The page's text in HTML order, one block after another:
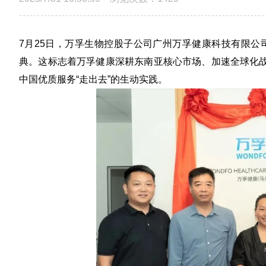
7月25日，万孚生物控股子公司广州万孚健康科技有限公
典。这标志着万孚健康深耕东南亚核心市场、加速全球化
中国优质服务“走出去”的生动实践。